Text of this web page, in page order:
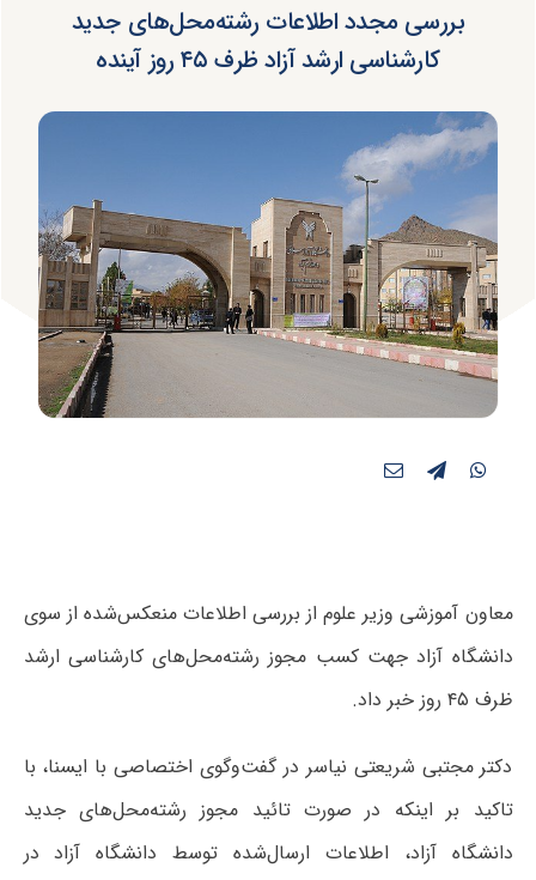
بررسی مجدد اطلاعات رشته‌محل‌های جدید
کارشناسی ارشد آزاد ظرف ۴۵ روز آینده
معاون آموزشی وزیر علوم از بررسی اطلاعات منعکس‌شده از سوی
دانشگاه آزاد جهت کسب مجوز رشته‌محل‌های کارشناسی ارشد
ظرف ۴۵ روز خبر داد.
دکتر مجتبی شریعتی نیاسر در گفت‌وگوی اختصاصی با ایسنا، با
تاکید بر اینکه در صورت تائید مجوز رشته‌محل‌های جدید
دانشگاه آزاد، اطلاعات ارسال‌شده توسط دانشگاه آزاد در